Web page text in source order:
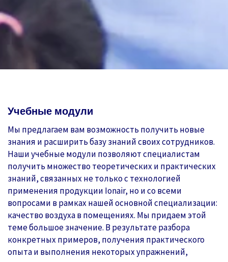
Учебные модули
Мы предлагаем вам возможность получить новые
знания и расширить базу знаний своих сотрудников.
Наши учебные модули позволяют специалистам
получить множество теоретических и практических
знаний, связанных не только с технологией
применения продукции Ionair, но и со всеми
вопросами в рамках нашей основной специализации:
качество воздуха в помещениях. Мы придаем этой
теме большое значение. В результате разбора
конкретных примеров, получения практического
опыта и выполнения некоторых упражнений,